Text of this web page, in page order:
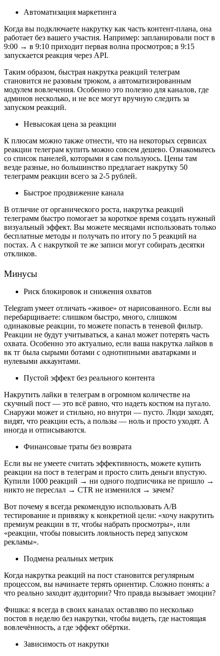
Автоматизация маркетинга
Когда вы подключаете накрутку как часть контент-плана, она
работает без вашего участия. Например: запланировали пост в
9:00 → в 9:10 приходит первая волна просмотров; в 9:15
запускается реакция через API.
Таким образом, быстрая накрутка реакций телеграм
становится не разовым трюком, а автоматизированным
модулем вовлечения. Особенно это полезно для каналов, где
админов несколько, и не все могут вручную следить за
запуском реакций.
Невысокая цена за реакции
К плюсам можно также отнести, что на некоторых сервисах
реакции телеграм купить можно совсем дешево. Ознакомьтесь
со список панелей, которыми я сам пользуюсь. Цены там
везде разные, но большинство предлагает накрутку 50
телеграмм реакции всего за 2-5 рублей.
Быстрое продвижение канала
В отличие от органического роста, накрутка реакций
телеграмм быстро помогает за короткое время создать нужный
визуальный эффект. Вы можете месяцами использовать только
бесплатные методы и получать по итогу по 5 реакций на
постах. А с накруткой те же записи могут собирать десятки
откликов.
Минусы
Риск блокировок и снижения охватов
Telegram умеет отличать «живое» от нарисованного. Если вы
перебарщиваете: слишком быстро, много, слишком
одинаковые реакции, то можете попасть в теневой фильтр.
Реакции не будут учитываться, а канал может потерять часть
охвата. Особенно это актуально, если ваша накрутка лайков в
вк тг была сырыми ботами с однотипными аватарками и
нулевыми аккаунтами.
Пустой эффект без реального контента
Накрутить лайки в телеграм в огромном количестве на
скучный пост — это всё равно, что надеть костюм на пугало.
Снаружи может и стильно, но внутри — пусто. Люди заходят,
видят, что реакции есть, а пользы — ноль и просто уходят. А
иногда и отписываются.
Финансовые траты без возврата
Если вы не умеете считать эффективность, можете купить
реакции на пост в телеграм и просто слить деньги впустую.
Купили 1000 реакций → ни одного подписчика не пришло →
никто не переслал → CTR не изменился → зачем?
Вот почему я всегда рекомендую использовать A/B
тестирование и привязку к конкретной цели: «хочу накрутить
премиум реакции в тг, чтобы набрать просмотры», или
«реакции, чтобы повысить лояльность перед запуском
рекламы».
Подмена реальных метрик
Когда накрутка реакций на пост становится регулярным
процессом, вы начинаете терять ориентир. Сложно понять: а
что реально заходит аудитории? Что правда вызывает эмоции?
Фишка: я всегда в своих каналах оставляю по несколько
постов в неделю без накрутки, чтобы видеть, где настоящая
вовлечённость, а где эффект обёртки.
Зависимость от накрутки